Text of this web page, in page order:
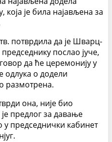
која је била најављена за
потврдила да је Шварц-
послао јуче,
да ће церемонију у
одлука о додели
размотрена.
она, није био
предлог за давање
у председнички кабинет